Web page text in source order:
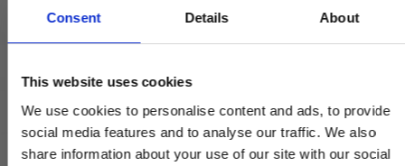
Consent Details About
This website uses cookies
We use cookies to personalise content and ads, to provide
social media features and to analyse our traffic. We also
share information about your use of our site with our social